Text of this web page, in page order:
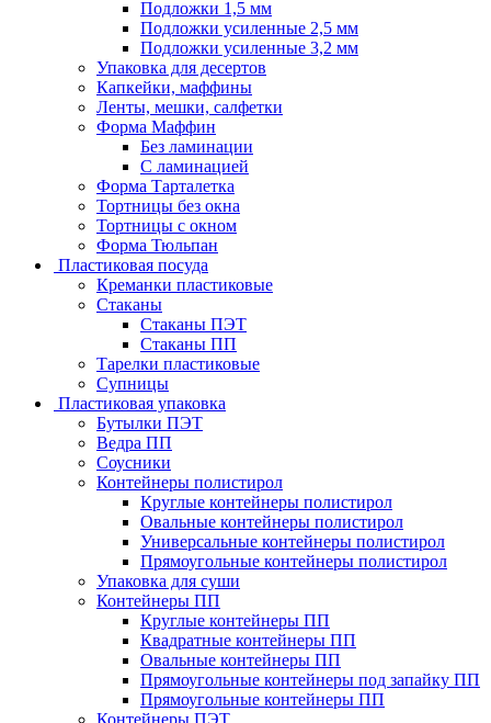
Подложки 1,5 мм
Подложки усиленные 2,5 мм
Подложки усиленные 3,2 мм
Упаковка для десертов
Капкейки, маффины
Ленты, мешки, салфетки
Форма Маффин
Без ламинации
С ламинацией
Форма Тарталетка
Тортницы без окна
Тортницы с окном
Форма Тюльпан
Пластиковая посуда
Креманки пластиковые
Стаканы
Стаканы ПЭТ
Стаканы ПП
Тарелки пластиковые
Супницы
Пластиковая упаковка
Бутылки ПЭТ
Ведра ПП
Соусники
Контейнеры полистирол
Круглые контейнеры полистирол
Овальные контейнеры полистирол
Универсальные контейнеры полистирол
Прямоугольные контейнеры полистирол
Упаковка для суши
Контейнеры ПП
Круглые контейнеры ПП
Квадратные контейнеры ПП
Овальные контейнеры ПП
Прямоугольные контейнеры под запайку ПП
Прямоугольные контейнеры ПП